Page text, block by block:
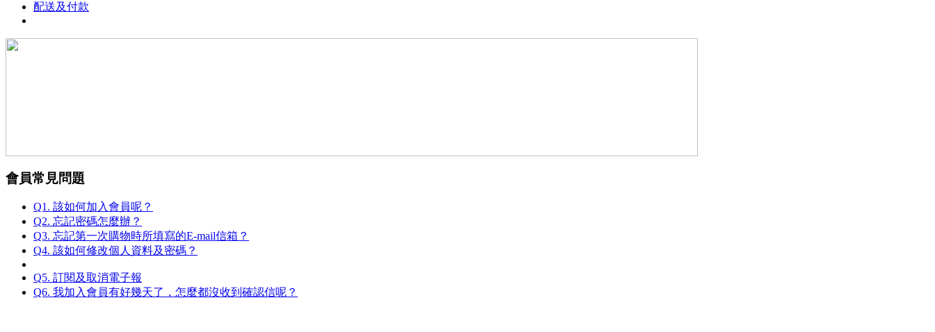
配送及付款
會員常見問題
Q1. 該如何加入會員呢？
Q2. 忘記密碼怎麼辦？
Q3. 忘記第一次購物時所填寫的E-mail信箱？
Q4. 該如何修改個人資料及密碼？
Q5. 訂閱及取消電子報
Q6. 我加入會員有好幾天了，怎麼都沒收到確認信呢？